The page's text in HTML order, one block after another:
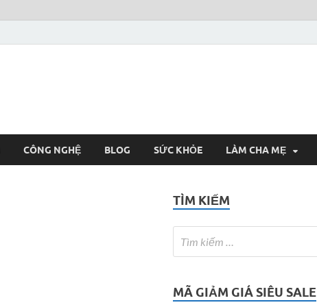
CÔNG NGHỆ BLOG SỨC KHỎE LÀM CHA MẸ
TÌM KIẾM
MÃ GIẢM GIÁ SIÊU SALE